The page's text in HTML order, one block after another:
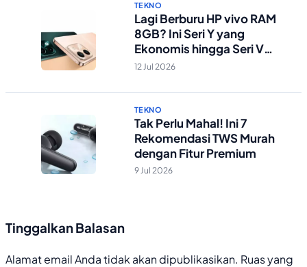
TEKNO
Lagi Berburu HP vivo RAM
8GB? Ini Seri Y yang
Ekonomis hingga Seri V
Berstandar Militer!
12 Jul 2026
TEKNO
Tak Perlu Mahal! Ini 7
Rekomendasi TWS Murah
dengan Fitur Premium
9 Jul 2026
Tinggalkan Balasan
Alamat email Anda tidak akan dipublikasikan. Ruas yang